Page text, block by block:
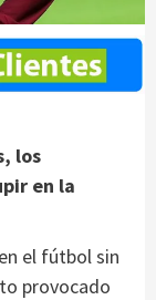
los
en la
el fútbol sin
provocado